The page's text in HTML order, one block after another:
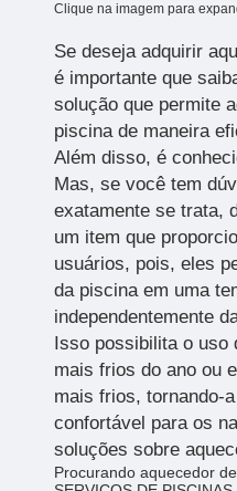
Clique na imagem para
Se deseja adquirir
é importante que
solução que permite
piscina de maneira
Além disso, é
Mas, se você tem
exatamente se trata,
um item que
usuários, pois, eles
da piscina em uma
independentemente
Isso possibilita o uso
mais frios do ano ou
mais frios, tornando-
confortável para os
soluções sobre
Procurando aquecedor